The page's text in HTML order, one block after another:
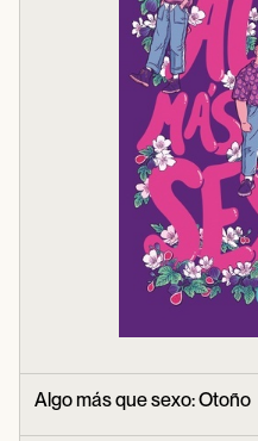
Algo más que sexo: Otoño